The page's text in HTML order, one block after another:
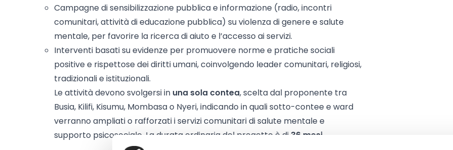
Campagne di sensibilizzazione pubblica e informazione (radio, incontri
comunitari, attività di educazione pubblica) su violenza di genere e salute
mentale, per favorire la ricerca di aiuto e l’accesso ai servizi.
Interventi basati su evidenze per promuovere norme e pratiche sociali
positive e rispettose dei diritti umani, coinvolgendo leader comunitari, religiosi,
tradizionali e istituzionali.
Le attività devono svolgersi in una sola contea, scelta dal proponente tra
Busia, Kilifi, Kisumu, Mombasa o Nyeri, indicando in quali sotto-contee e ward
verranno ampliati o rafforzati i servizi comunitari di salute mentale e
supporto psicosociale. La durata ordinaria del progetto è di 36 mesi